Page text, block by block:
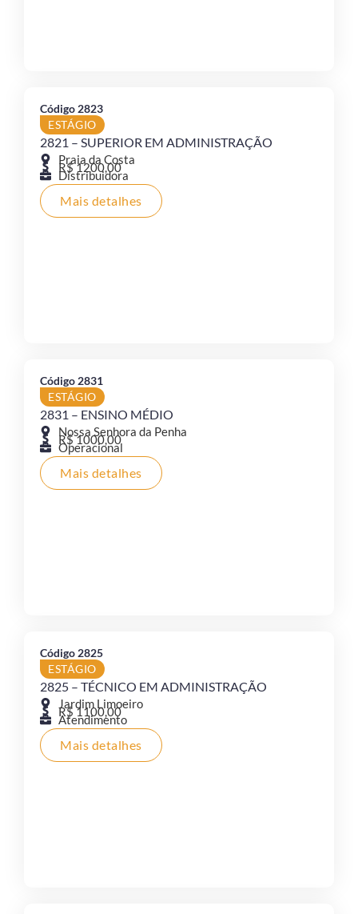
Código 2823
ESTÁGIO
2821 – SUPERIOR EM ADMINISTRAÇÃO
Praia da Costa
R$ 1200,00
Distribuidora
Mais detalhes
Código 2831
ESTÁGIO
2831 – ENSINO MÉDIO
Nossa Senhora da Penha
R$ 1000,00
Operacional
Mais detalhes
Código 2825
ESTÁGIO
2825 – TÉCNICO EM ADMINISTRAÇÃO
Jardim Limoeiro
R$ 1100,00
Atendimento
Mais detalhes